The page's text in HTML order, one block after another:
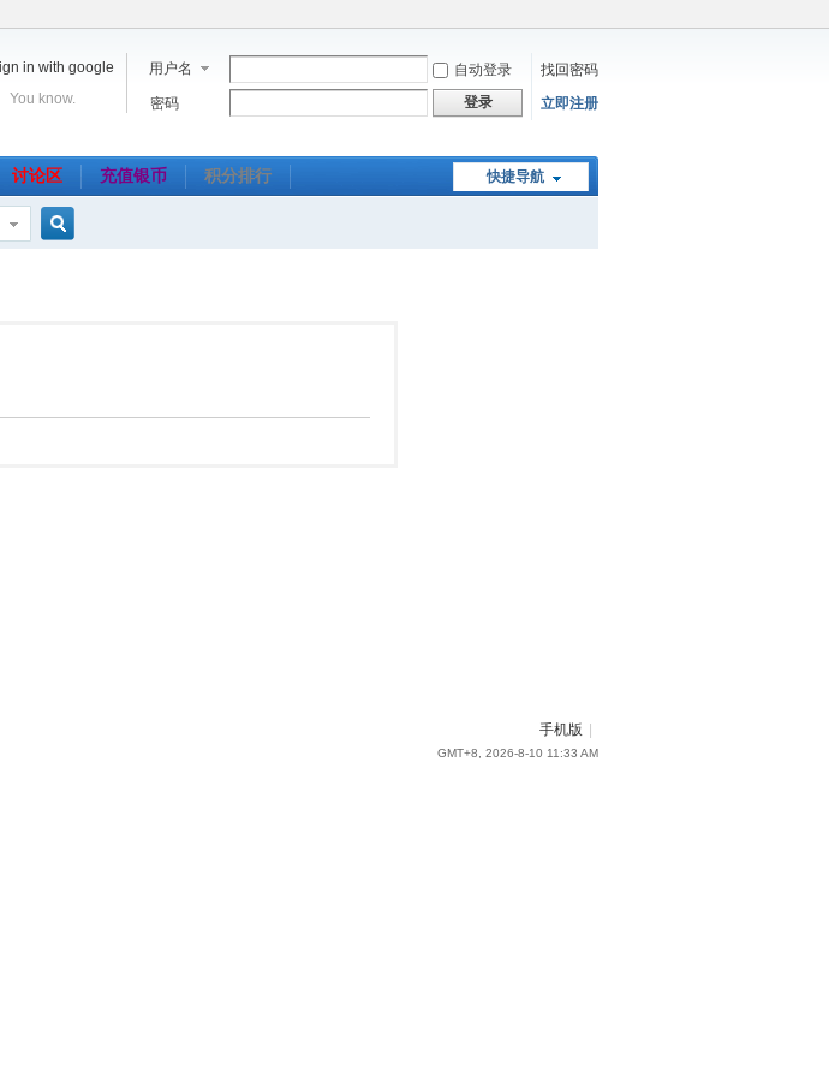
用户名 自动登录
找回密码
密码
登录 立即注册
You know.
快捷导航
讨论区 充值银币 积分排行
手机版
GMT+8, 2026-8-10 11:33 AM